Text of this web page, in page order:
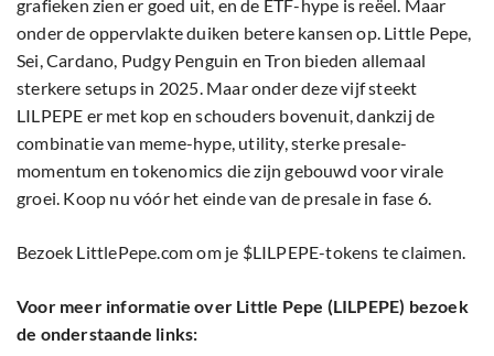
grafieken zien er goed uit, en de ETF-hype is reëel. Maar
onder de oppervlakte duiken betere kansen op. Little Pepe,
Sei, Cardano, Pudgy Penguin en Tron bieden allemaal
sterkere setups in 2025. Maar onder deze vijf steekt
LILPEPE er met kop en schouders bovenuit, dankzij de
combinatie van meme-hype, utility, sterke presale-
momentum en tokenomics die zijn gebouwd voor virale
groei. Koop nu vóór het einde van de presale in fase 6.
Bezoek LittlePepe.com om je $LILPEPE-tokens te claimen.
Voor meer informatie over Little Pepe (LILPEPE) bezoek
de onderstaande links: